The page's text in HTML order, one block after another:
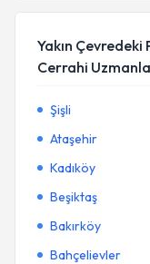
Yakın
Cerrahi
Şişli
Ataşehir
Kadıköy
Beşiktaş
Bakırköy
Bahçelievler